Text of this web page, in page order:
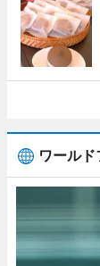
ワール